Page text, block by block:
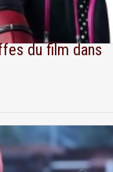
du film dans